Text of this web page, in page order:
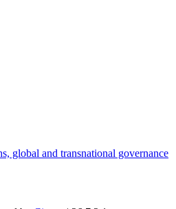
global and transnational governance